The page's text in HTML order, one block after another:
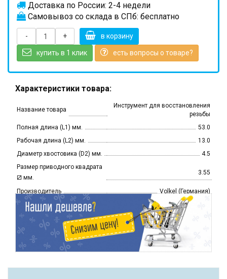
Доставка по России: 2-4 недели
Самовывоз со склада в СПб: бесплатно
- + в корзину
купить в 1 клик есть вопросы о товаре?
Характеристики товара:
Название товара
Инструмент для восстановления
резьбы
Полная длина (L1) мм.
53.0
Рабочая длина (L2) мм.
13.0
Диаметр хвостовика (D2) мм.
4.5
Размер приводного квадрата
⧄ мм.
3.55
Производитель Volkel (Германия)